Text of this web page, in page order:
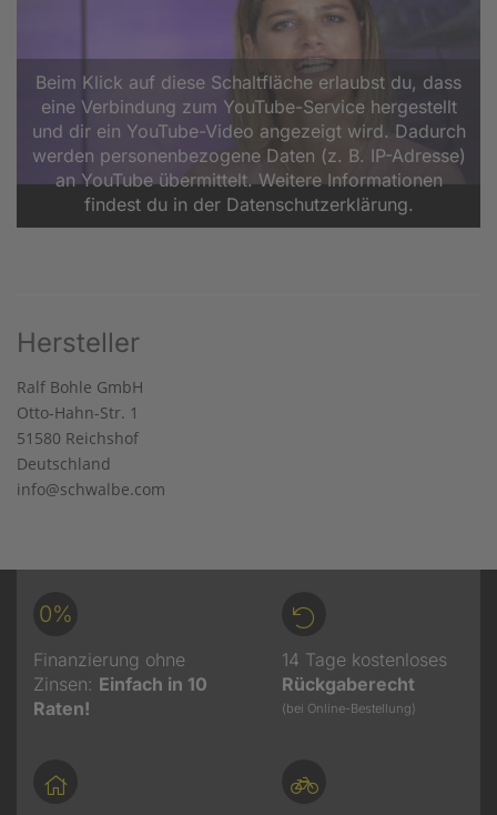
Beim Klick auf diese Schaltfläche erlaubst du, dass
eine Verbindung zum YouTube-Service hergestellt
und dir ein YouTube-Video angezeigt wird. Dadurch
werden personenbezogene Daten (z. B. IP-Adresse)
an YouTube übermittelt. Weitere Informationen
findest du in der Datenschutzerklärung.
Hersteller
Ralf Bohle GmbH
Otto-Hahn-Str. 1
51580 Reichshof
Deutschland
info@schwalbe.com
0%
Finanzierung ohne
Zinsen: Einfach in 10
Raten!
14 Tage kostenloses
Rückgaberecht
(bei Online-Bestellung)